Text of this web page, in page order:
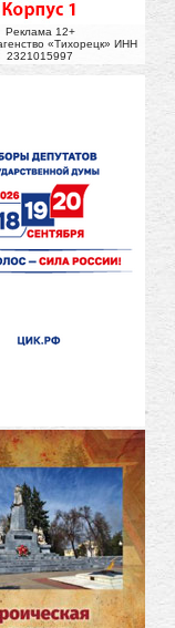
Реклама 12+
«Тихорецк» ИНН
2321015997